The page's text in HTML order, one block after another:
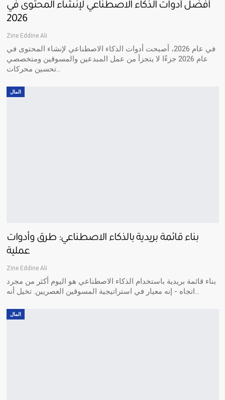
أفضل أدوات الذكاء الاصطناعي لإنشاء المحتوى في
2026
Zine Eddine Ali
في عام 2026، أصبحت أدوات الذكاء الاصطناعي لإنشاء المحتوى في
عام 2026 جزءًا لا يتجزأ من عمل المبدعين والمسوقين ومتخصصي
تحسين محركات…
المال
بناء قائمة بريدية بالذكاء الاصطناعي: طرق وأدوات
عملية
Zine Eddine Ali
بناء قائمة بريدية باستخدام الذكاء الاصطناعي هو اليوم أكثر من مجرد
اتجاه - إنه معيار في استراتيجية المسوقين العصريين. تخيل أنه…
المال